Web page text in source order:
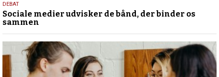
18.
maj
2026
DEBAT
Sociale medier udvisker de bånd, der binder os
sammen